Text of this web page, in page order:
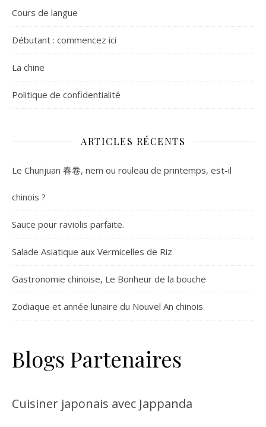
Cours de langue
Débutant : commencez ici
La chine
Politique de confidentialité
ARTICLES RÉCENTS
Le Chunjuan 春卷, nem ou rouleau de printemps, est-il
chinois ?
Sauce pour raviolis parfaite.
Salade Asiatique aux Vermicelles de Riz
Gastronomie chinoise, Le Bonheur de la bouche
Zodiaque et année lunaire du Nouvel An chinois.
Blogs Partenaires
Cuisiner japonais avec Jappanda